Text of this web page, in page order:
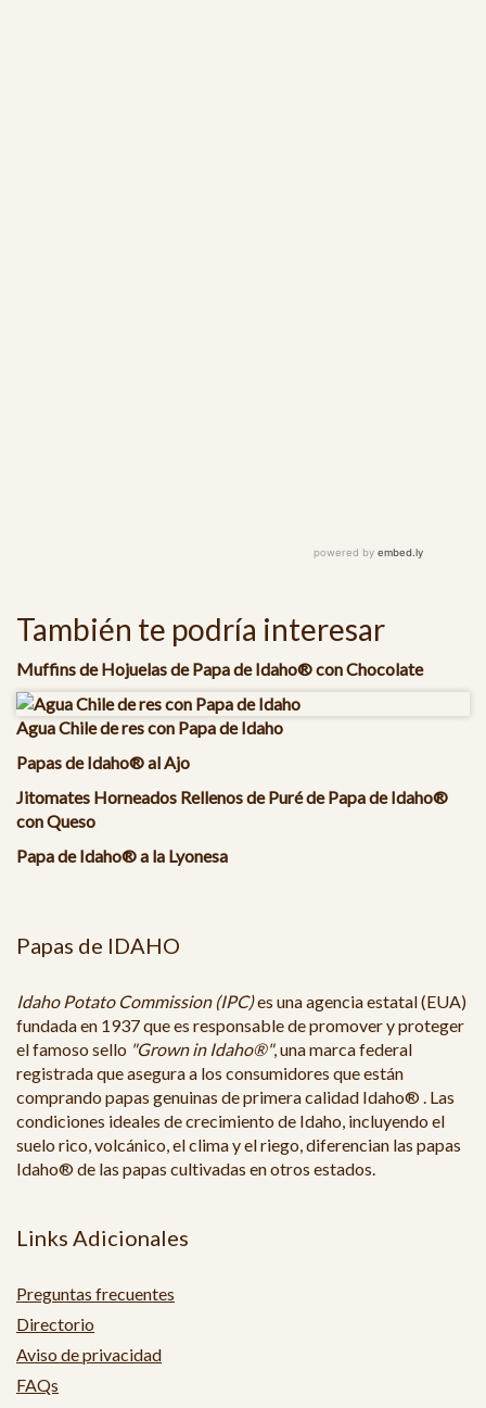
También te podría interesar
Muffins de Hojuelas de Papa de Idaho® con Chocolate
Agua Chile de res con Papa de Idaho
Papas de Idaho® al Ajo
Jitomates Horneados Rellenos de Puré de Papa de Idaho®
con Queso
Papa de Idaho® a la Lyonesa
Papas de IDAHO
Idaho Potato Commission (IPC)es una agencia estatal (EUA)
fundada en 1937 que es responsable de promover y proteger
el famoso sello "Grown in Idaho®", una marca federal
registrada que asegura a los consumidores que están
comprando papas genuinas de primera calidad Idaho® . Las
condiciones ideales de crecimiento de Idaho, incluyendo el
suelo rico, volcánico, el clima y el riego, diferencian las papas
Idaho® de las papas cultivadas en otros estados.
Links Adicionales
Preguntas frecuentes
Directorio
Aviso de privacidad
FAQs